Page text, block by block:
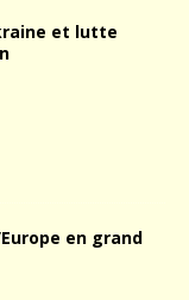
et lutte
en grand